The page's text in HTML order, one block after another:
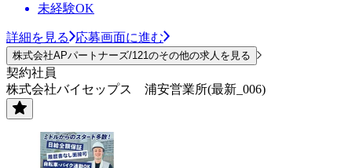
未経験OK
詳細を見る 応募画面に進む
株式会社APパートナーズ/121のその他の求人を見る
契約社員
株式会社バイセップス 浦安営業所(最新_006)